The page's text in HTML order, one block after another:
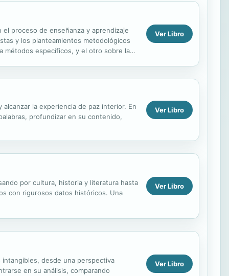
proceso de enseñanza y aprendizaje
y los planteamientos metodológicos
métodos específicos, y el otro sobre la
Ver Libro
la experiencia de paz interior. En
profundizar en su contenido,
Ver Libro
por cultura, historia y literatura hasta
con rigurosos datos históricos. Una
Ver Libro
desde una perspectiva
en su análisis, comparando
Ver Libro